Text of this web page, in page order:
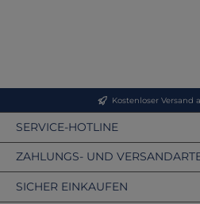
Kostenloser Versand
SERVICE-HOTLINE
ZAHLUNGS- UND
SICHER EINKAUFEN